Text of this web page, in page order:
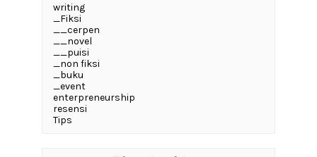
writing
_Fiksi
__cerpen
__novel
__puisi
_non fiksi
_buku
_event
enterpreneurship
resensi
Tips